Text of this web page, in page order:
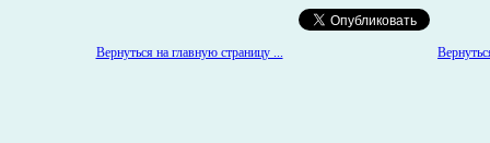
Вернуться на главную страницу ...